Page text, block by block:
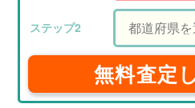
無料査定